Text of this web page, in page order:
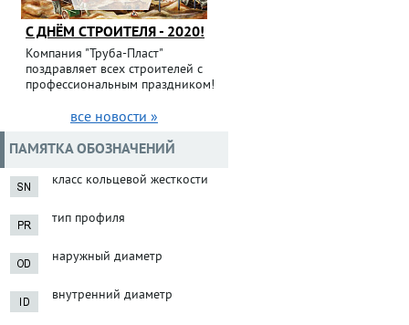
С ДНЁМ СТРОИТЕЛЯ - 2020!
Компания "Труба-Пласт"
поздравляет всех строителей с
профессиональным праздником!
все новости »
ПАМЯТКА ОБОЗНАЧЕНИЙ
класс кольцевой жесткости
тип профиля
наружный диаметр
внутренний диаметр